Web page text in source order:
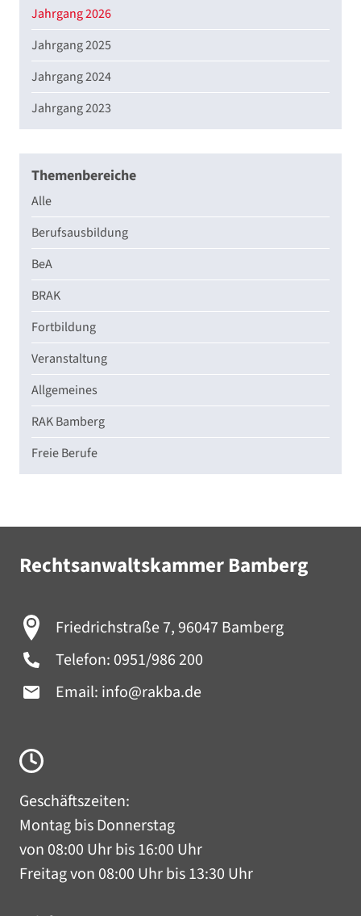
Jahrgang 2026
Jahrgang 2025
Jahrgang 2024
Jahrgang 2023
Themenbereiche
Alle
Berufsausbildung
BeA
BRAK
Fortbildung
Veranstaltung
Allgemeines
RAK Bamberg
Freie Berufe
Rechtsanwaltskammer Bamberg
Friedrichstraße 7, 96047 Bamberg
Telefon: 0951/986 200
Email: info@rakba.de
Geschäftszeiten:
Montag bis Donnerstag
von 08:00 Uhr bis 16:00 Uhr
Freitag von 08:00 Uhr bis 13:30 Uhr